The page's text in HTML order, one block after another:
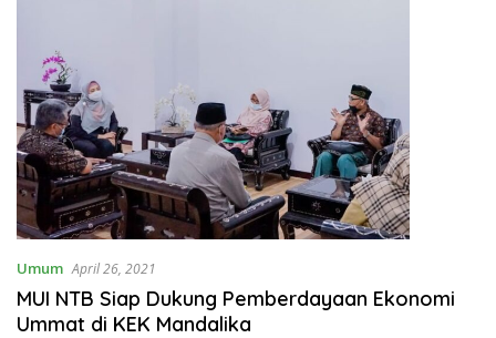
Umum April 26, 2021
MUI NTB Siap Dukung Pemberdayaan Ekonomi
Ummat di KEK Mandalika